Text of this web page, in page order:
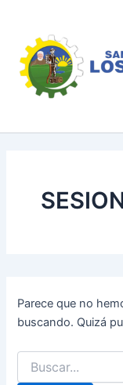
contenido
Parece que no
buscando. Quizá